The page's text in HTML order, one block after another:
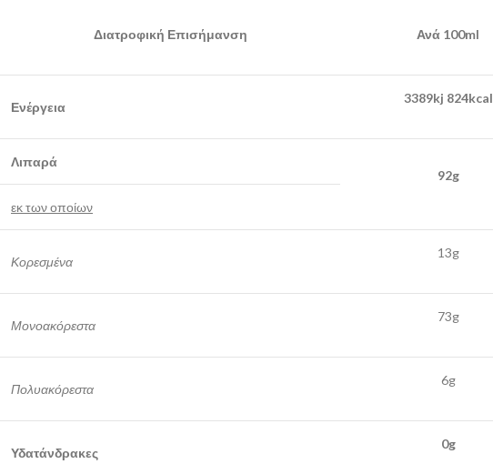
Διατροφική Επισήμανση Ανά 100ml
Ενέργεια
3389kj 824kcal
Λιπαρά
92g
εκ των οποίων
Κορεσμένα
13g
Μονοακόρεστα
73g
Πολυακόρεστα
6g
Υδατάνδρακες
0g